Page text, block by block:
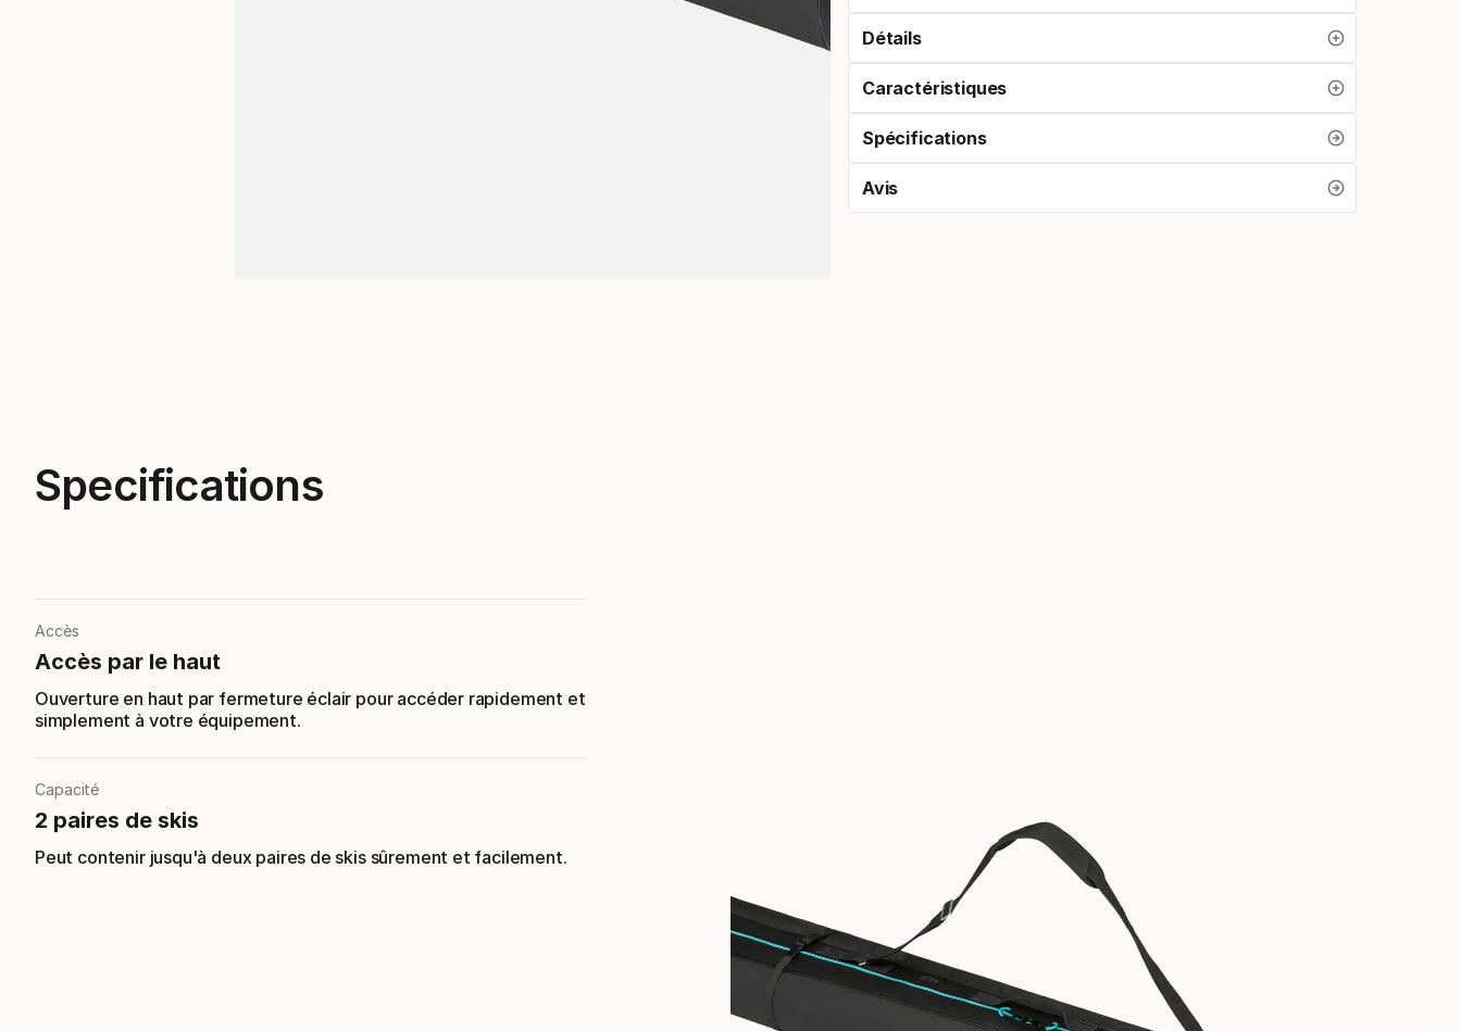
Détails
Caractéristiques
Spécifications
Avis
Specifications
Accès
Accès par le haut
Ouverture en haut par fermeture éclair pour accéder rapidement et
simplement à votre équipement.
Capacité
2 paires de skis
Peut contenir jusqu'à deux paires de skis sûrement et facilement.